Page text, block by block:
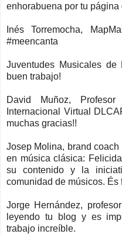
enhorabuena por tu
Inés Torremocha,
#meencanta
Juventudes Musicales de
buen trabajo!
David Muñoz, Profesor
Internacional Virtual
muchas gracias!!
Josep Molina, brand
en música clásica:
su contenido y la
comunidad de músicos. És
Jorge Hernández,
leyendo tu blog y es
trabajo increíble.